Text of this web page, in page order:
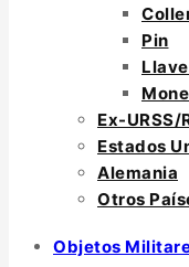
Pin
Ex-URSS/
Estados
Alemania
Otros
Objetos